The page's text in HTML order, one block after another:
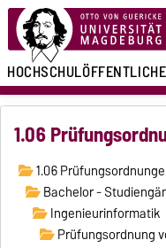
HOCHSCHULÖFFENTLICHE
1.06
1.06
Bachelor -
Ingenieurinformatik
Prüfungsordnung